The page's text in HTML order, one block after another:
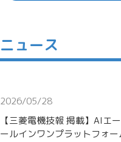
ニュース
2026/05/28
【三菱電機技報 掲載】AIエ
ールインワンプラットフォー